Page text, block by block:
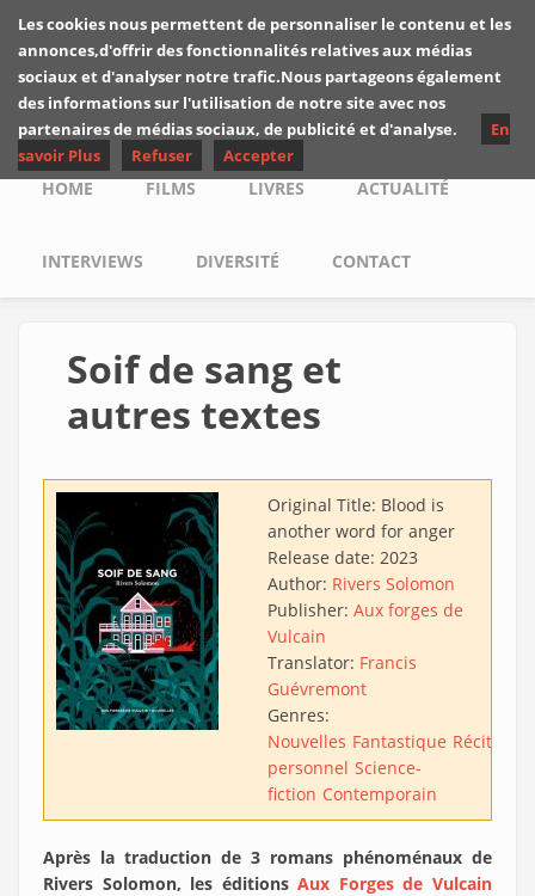
Skip to main content
Les critiques de
Yuyine
Main menu
HOME FILMS LIVRES ACTUALITÉ
INTERVIEWS DIVERSITÉ CONTACT
Soif de sang et
autres textes
Original Title: Blood is
another word for anger
Release date: 2023
Author: Rivers Solomon
Publisher: Aux forges de
Vulcain
Translator: Francis
Guévremont
Genres:
Nouvelles Fantastique Récit
personnel Science-
fiction Contemporain
Après la traduction de 3 romans phénoménaux de
Rivers Solomon, les éditionsAux Forges de Vulcain
Les cookies nous permettent de personnaliser le contenu et les
annonces,d'offrir des fonctionnalités relatives aux médias
sociaux et d'analyser notre trafic.Nous partageons également
des informations sur l'utilisation de notre site avec nos
partenaires de médias sociaux, de publicité et d'analyse.
En
savoir Plus
Refuser Accepter